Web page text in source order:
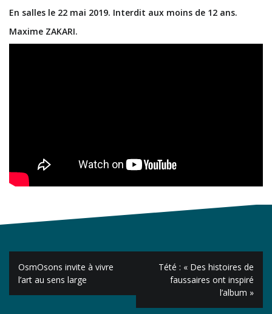
En salles le 22 mai 2019. Interdit aux moins de 12 ans.
Maxime ZAKARI.
Navigation
de
l’article
OsmOsons invite à vivre
l’art au sens large
Tété : « Des histoires de
faussaires ont inspiré
l’album »